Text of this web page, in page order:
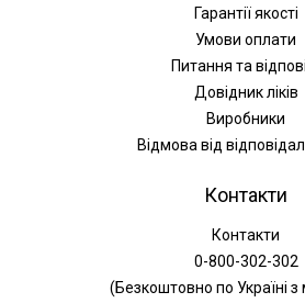
Гарантії якості
Умови оплати
Питання та
Довідник ліків
Виробники
Відмова від
Контакти
Контакти
0-800-302-302
(Безкоштовно по Україні з